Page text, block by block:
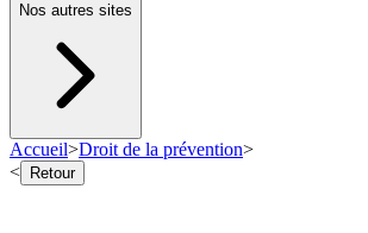
Nos autres sites
Accueil>Droit de la prévention>
<
Retour